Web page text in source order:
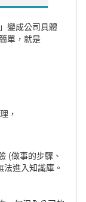
變成公司具體
單，就是
，
(做事的步驟、
進入知識庫。